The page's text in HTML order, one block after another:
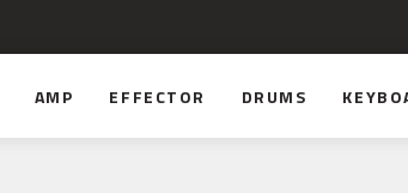
AMP EFFECTOR DRUMS